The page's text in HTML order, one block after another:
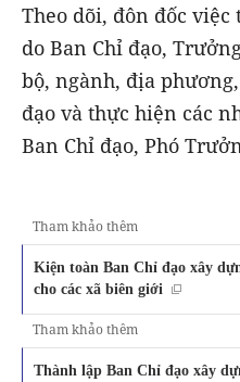
Theo dõi, đôn đốc
do Ban Chỉ đạo,
bộ, ngành, địa
đạo và thực hiện các
Ban Chỉ đạo, Phó
Tham khảo thêm
Kiện toàn Ban Chỉ đạo xây
cho các xã biên giới
Tham khảo thêm
Thành lập Ban Chỉ đạo xây